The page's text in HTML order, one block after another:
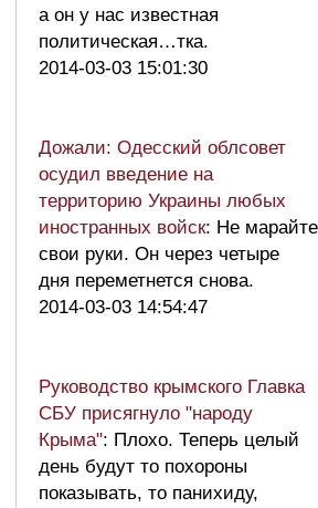
а он у нас известная
политическая…тка.
2014-03-03 15:01:30
Дожали: Одесский облсовет
осудил введение на
территорию Украины любых
иностранных войск: Не марайте
свои руки. Он через четыре
дня переметнется снова.
2014-03-03 14:54:47
Руководство крымского Главка
СБУ присягнуло "народу
Крыма": Плохо. Теперь целый
день будут то похороны
показывать, то панихиду,